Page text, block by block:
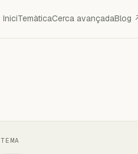
IniciTemàticaCerca avançadaBlog
TEMA